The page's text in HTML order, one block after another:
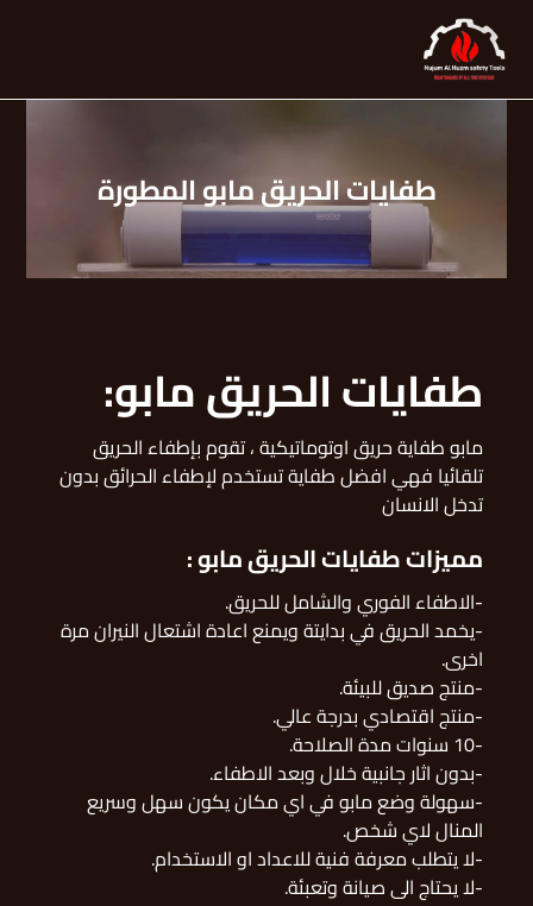
طفايات الحريق مابو المطورة
طفايات الحريق مابو:
مابو طفاية حريق اوتوماتيكية ، تقوم بإطفاء الحريق
تلقائيا فهي افضل طفاية تستخدم لإطفاء الحرائق بدون
تدخل الانسان
مميزات طفايات الحريق مابو :
-الاطفاء الفوري والشامل للحريق.
-يخمد الحريق في بدايتة ويمنع اعادة اشتعال النيران مرة
اخرى.
-منتج صديق للبيئة.
-منتج اقتصادي بدرجة عالي.
-10 سنوات مدة الصلاحة.
-بدون اثار جانبية خلال وبعد الاطفاء.
-سهولة وضع مابو في اي مكان يكون سهل وسريع
المنال لاي شخص.
-لا يتطلب معرفة فنية للاعداد او الاستخدام.
-لا يحتاج الى صيانة وتعبئة.